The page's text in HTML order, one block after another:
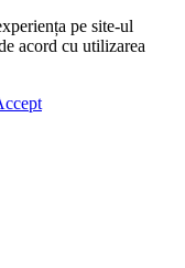
pe site-ul
acord cu utilizarea